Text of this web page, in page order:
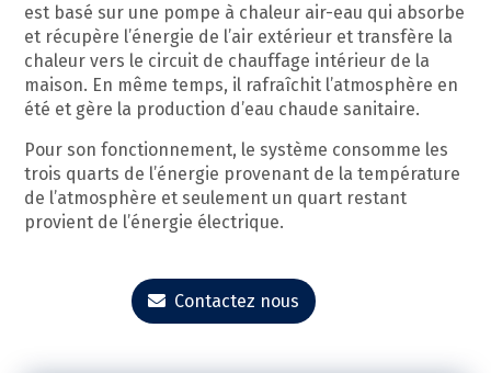
est basé sur une pompe à chaleur air-eau qui absorbe
et récupère l’énergie de l’air extérieur et transfère la
chaleur vers le circuit de chauffage intérieur de la
maison. En même temps, il rafraîchit l’atmosphère en
été et gère la production d’eau chaude sanitaire.
Pour son fonctionnement, le système consomme les
trois quarts de l’énergie provenant de la température
de l’atmosphère et seulement un quart restant
provient de l’énergie électrique.
Contactez nous